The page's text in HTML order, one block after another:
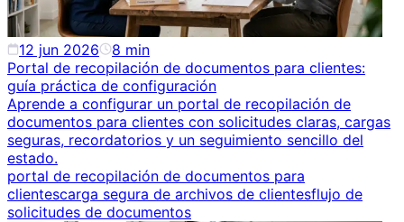
12 jun 2026 8 min
Portal de recopilación de documentos para clientes:
guía práctica de configuración
Aprende a configurar un portal de recopilación de
documentos para clientes con solicitudes claras, cargas
seguras, recordatorios y un seguimiento sencillo del
estado.
portal de recopilación de documentos para
clientescarga segura de archivos de clientesflujo de
solicitudes de documentos